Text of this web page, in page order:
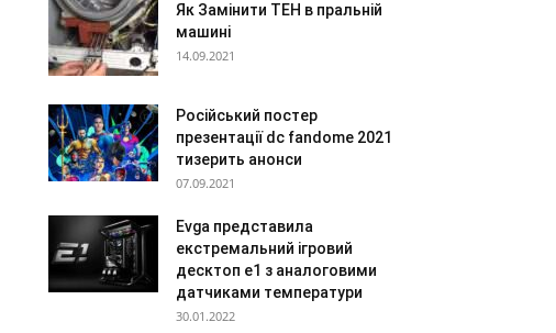
Як Замінити ТЕН в пральній
машині
14.09.2021
Російський постер
презентації dc fandome 2021
тизерить анонси
07.09.2021
Evga представила
екстремальний ігровий
десктоп e1 з аналоговими
датчиками температури
30.01.2022